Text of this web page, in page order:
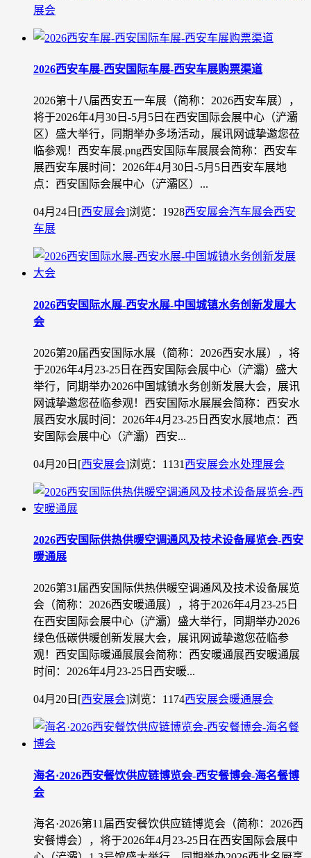
展会
2026西安车展-西安国际车展-西安车展购票渠道
2026第十八届西安五一车展（简称：2026西安车展），
将于2026年4月30日-5月5日在西安国际会展中心（浐灞
区）盛大举行，同期举办多场活动，展讯网诚挚邀您莅
临参观！西安车展.png西安国际车展展会简称：西安车
展西安车展时间：2026年4月30日-5月5日西安车展地
点：西安国际会展中心（浐灞区）...
04月24日 [西安展会]浏览：1928西安展会汽车展会西安
车展
2026西安国际水展-西安水展-中国城镇水务创新发展大
会
2026第20届西安国际水展（简称：2026西安水展），将
于2026年4月23-25日在西安国际会展中心（浐灞）盛大
举行，同期举办2026中国城镇水务创新发展大会，展讯
网诚挚邀您莅临参观！西安国际水展展会简称：西安水
展西安水展时间：2026年4月23-25日西安水展地点：西
安国际会展中心（浐灞）西安...
04月20日 [西安展会]浏览：1131 西安展会水处理展会
2026西安国际供热供暖空调通风及技术设备展览会-西安
暖通展
2026第31届西安国际供热供暖空调通风及技术设备展览
会（简称：2026西安暖通展），将于2026年4月23-25日
在西安国际会展中心（浐灞）盛大举行，同期举办2026
绿色低碳供暖创新发展大会，展讯网诚挚邀您莅临参
观！西安国际暖通展展会简称：西安暖通展西安暖通展
时间：2026年4月23-25日西安暖...
04月20日 [西安展会]浏览：1174西安展会暖通展会
海名·2026西安餐饮供应链博览会-西安餐博会-海名餐博
会
海名·2026第11届西安餐饮供应链博览会（简称：2026西
安餐博会），将于2026年4月23-25日在西安国际会展中